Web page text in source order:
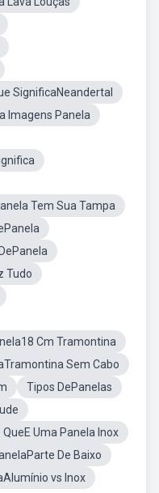
SignificaNeandertal
Imagens Panela
Tem Sua Tampa
Tudo
Cm Tramontina
Sem Cabo
Tipos DePanelas
QueE Uma Panela Inox
De Baixo
vs Inox